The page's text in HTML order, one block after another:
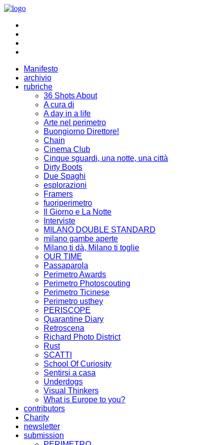
Manifesto
archivio
rubriche
36 Shots About
A cura di
A day in a life
Arte nel perimetro
Buongiorno Direttore!
Chain
Cinema Club
Cinque sguardi, una notte, una città
Dirty Boots
Due Spaghi
esplorazioni
Framers
fuoriperimetro
Il Giorno e La Notte
Interviste
MILANO DOUBLE STANDARD
milano gambe aperte
Milano ti dà, Milano ti toglie
OUR TIME
Passaparola
Perimetro Awards
Perimetro Photoscouting
Perimetro Ticinese
Perimetro usthey
PERISCOPE
Quarantine Diary
Retroscena
Richard Photo District
Rust
SCATTI
School Of Curiosity
Sentirsi a casa
Underdogs
Visual Thinkers
What is Europe to you?
contributors
Charity
newsletter
submission